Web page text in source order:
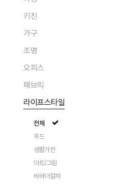
패딩
자켓
점퍼
가디건/베스트
전체
맥시원피스
미디원피스
투피스원피스
전체
블라우스/셔츠
티셔츠
하의
전체
스커트
팬츠
가방
전체
숄더백
크로스백
토트백
백팩
클러치/파우치
액세서리
캐리어
슈즈
전체
펌프스
플랫
로퍼
슬리퍼/뮬
샌들
부츠
스니커즈/운동화
액세서리
전체
모자
스카프/머플러
패션 액세서리
아이웨어
쥬얼리
시계
라운지웨어
전체
여성 상의
여성 하의
페어
원피스/슬립
투피스/세트
전체
홈데코
오브제
화병/화분
청소
키친
전체
플레이트
트레이/테이블매트
수저받침
컵/저그
가구
전체
테이블 체어
라운지 체어
식탁/테이블
사이드 테이블
소파
선반/장식장
트롤리
조명
전체
플로어 조명
스탠드 조명
테이블 조명
포터블 조명
오피스
전체
트레이
테스크툴
패브릭
전체
테이블커버
러그/매트
앞치마/주방패브릭
이불
쿠션/베개
라이프스타일
전체
푸드
생활가전
아트/그림
바바더컬쳐